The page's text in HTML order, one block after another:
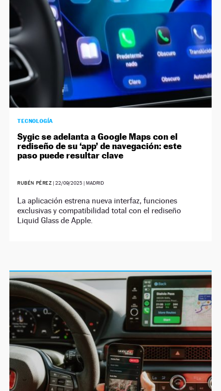
TECNOLOGÍA
Sygic se adelanta a Google Maps con el
rediseño de su ‘app’ de navegación: este
paso puede resultar clave
RUBÉN PÉREZ |22/09/2025 | MADRID
La aplicación estrena nueva interfaz, funciones
exclusivas y compatibilidad total con el rediseño
Liquid Glass de Apple.